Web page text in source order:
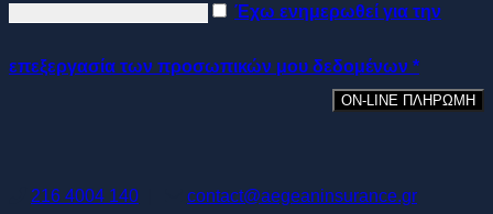
Έχω ενημερωθεί για την
επεξεργασία των προσωπικών μου δεδομένων *
216 4004 140 contact@aegeaninsurance.gr